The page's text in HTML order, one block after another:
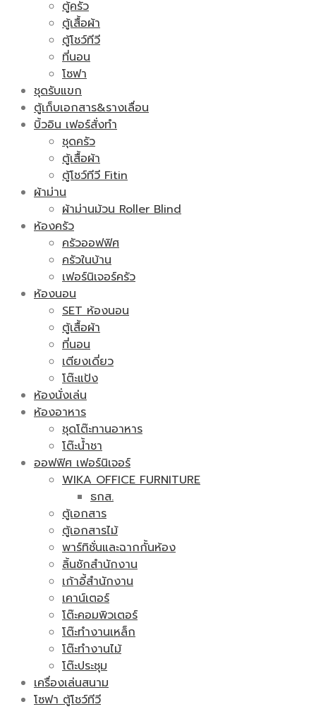
ตู้ครัว
ตู้เสื้อผ้า
ตู้โชว์ทีวี
ที่นอน
โซฟา
ชุดรับแขก
ตู้เก็บเอกสาร&รางเลื่อน
บิ้วอิน เฟอร์สั่งทำ
ชุดครัว
ตู้เสื้อผ้า
ตู้โชว์ทีวี Fitin
ผ้าม่าน
ผ้าม่านม้วน Roller Blind
ห้องครัว
ครัวออฟฟิศ
ครัวในบ้าน
เฟอร์นิเจอร์ครัว
ห้องนอน
SET ห้องนอน
ตู้เสื้อผ้า
ที่นอน
เตียงเดี่ยว
โต๊ะแป้ง
ห้องนั่งเล่น
ห้องอาหาร
ชุดโต๊ะทานอาหาร
โต๊ะน้ำชา
ออฟฟิศ เฟอร์นิเจอร์
WIKA OFFICE FURNITURE
ธกส.
ตู้เอกสาร
ตู้เอกสารไม้
พาร์ทิชั่นและฉากกั้นห้อง
ลิ้นชักสำนักงาน
เก้าอี้สำนักงาน
เคาน์เตอร์
โต๊ะคอมพิวเตอร์
โต๊ะทำงานเหล็ก
โต๊ะทำงานไม้
โต๊ะประชุม
เครื่องเล่นสนาม
โซฟา ตู้โชว์ทีวี